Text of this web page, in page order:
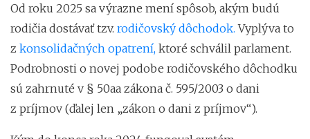
Od roku 2025 sa výrazne mení spôsob, akým budú
rodičia dostávať tzv. rodičovský dôchodok. Vyplýva to
z konsolidačných opatrení, ktoré schválil parlament.
Podrobnosti o novej podobe rodičovského dôchodku
sú zahrnuté v § 50aa zákona č. 595/2003 o dani
z príjmov (ďalej len „zákon o dani z príjmov“).